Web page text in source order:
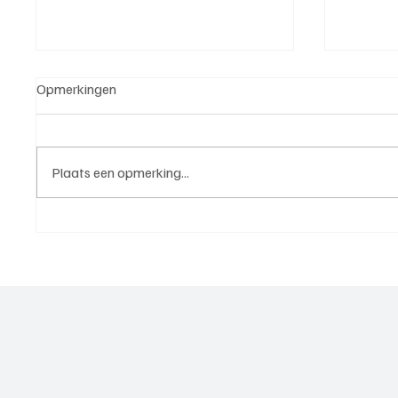
Opmerkingen
Plaats een opmerking...